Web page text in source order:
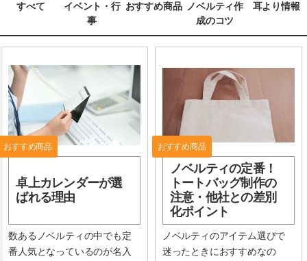
すべて
イベント・行
事
おすすめ商品
ノベルティ作
成のコツ
耳より情報
おすすめ商品
卓上カレンダーが選
ばれる理由
数あるノベルティの中でも定
番人気となっているのが名入
おすすめ商品
ノベルティの定番！
トートバッグ制作の
注意・他社との差別
化ポイント
ノベルティのアイテム選びで
迷ったときにおすすめなの